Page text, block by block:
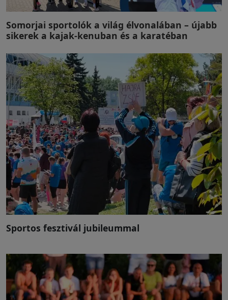
Somorjai sportolók a világ élvonalában – újabb
sikerek a kajak-kenuban és a karatéban
Sportos fesztivál jubileummal